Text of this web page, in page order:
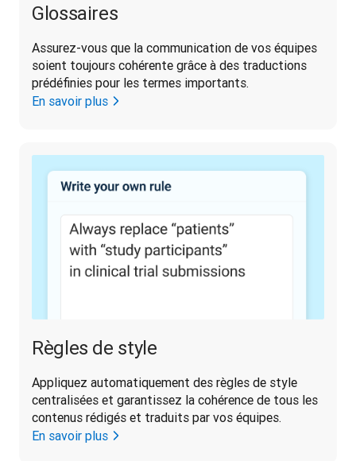
Glossaires
Assurez-vous que la communication de vos équipes
soient toujours cohérente grâce à des traductions
prédéfinies pour les termes importants.
En savoir plus
Règles de style
Appliquez automatiquement des règles de style
centralisées et garantissez la cohérence de tous les
contenus rédigés et traduits par vos équipes.
En savoir plus